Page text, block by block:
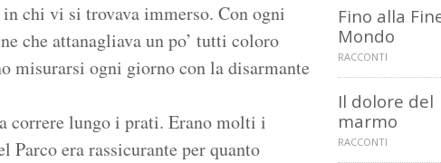
chi vi si trovava immerso. Con ogni
che attanagliava un po’ tutti coloro
misurarsi ogni giorno con la disarmante
correre lungo i prati. Erano molti i
Parco era rassicurante per quanto
Fino alla
Mondo
RACCONTI
Il dolore del
marmo
RACCONTI